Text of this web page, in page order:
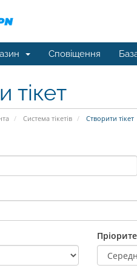
Сповіщення
тікет
Система тікетів Створити тікет